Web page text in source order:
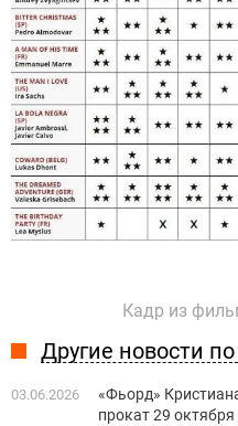
Кадр из
Другие новости
03.06.2026
«Фьорд»
прокат 29 октября